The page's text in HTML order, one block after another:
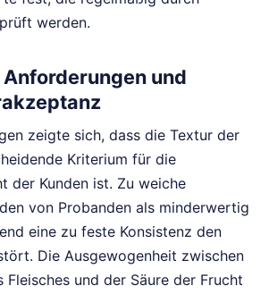
werden.
und
zeigte sich, dass die Textur der
Kriterium für die
der Kunden ist. Zu weiche
von Probanden als minderwertig
eine zu feste Konsistenz den
Die Ausgewogenheit zwischen
und der Säure der Frucht